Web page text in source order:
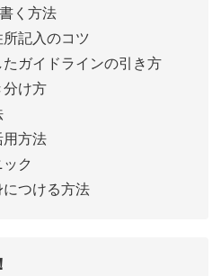
く方法
記入のコツ
ガイドラインの引き方
け方
方法
ク
つける方法